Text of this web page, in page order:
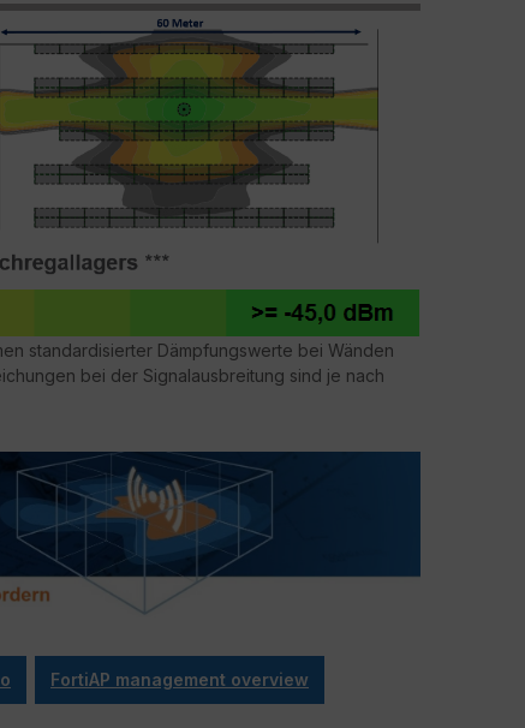
standardisierter Dämpfungswerte bei Wänden
bei der Signalausbreitung sind je nach
FortiAP management overview